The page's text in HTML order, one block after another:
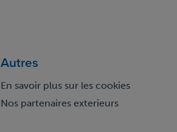
Autres
En savoir plus sur les cookies
Nos partenaires exterieurs